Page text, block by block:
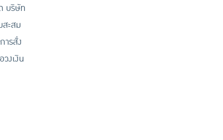
บริษัท
ะสม
ารสั่ง
งเงิน